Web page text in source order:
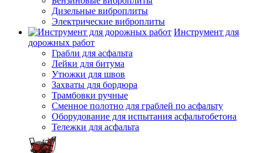
Дизельные виброплиты
Электрические виброплиты
Инструмент для
дорожных работ
Грабли для асфальта
Лейки для битума
Утюжки для швов
Захваты для бордюра
Трамбовки ручные
Сменное полотно для граблей по асфальту
Оборудование для испытания асфальтобетона
Тележки для асфальта